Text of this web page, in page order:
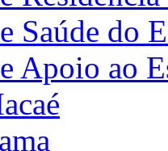
Saúde do
Apoio ao